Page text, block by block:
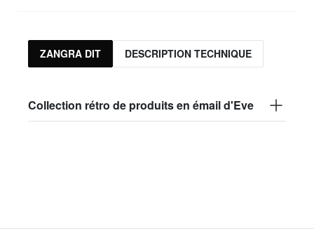
ZANGRA DIT DESCRIPTION TECHNIQUE
Collection rétro de produits en émail d'Eve